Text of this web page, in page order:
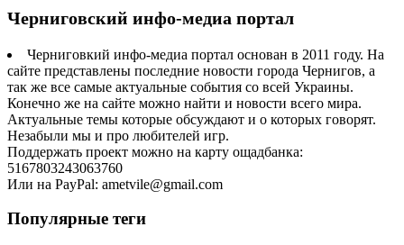
Черниговский инфо-медиа портал
Черниговкий инфо-медиа портал основан в 2011 году. На
сайте представлены последние новости города Чернигов, а
так же все самые актуальные события со всей Украины.
Конечно же на сайте можно найти и новости всего мира.
Актуальные темы которые обсуждают и о которых говорят.
Незабыли мы и про любителей игр.
Поддержать проект можно на карту ощадбанка:
5167803243063760
Или на PayPal: ametvile@gmail.com
Популярные теги